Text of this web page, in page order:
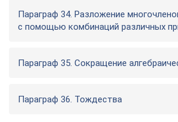
Параграф 34. Разложение
с помощью комбинаций различных
Параграф 35. Сокращение
Параграф 36. Тождества